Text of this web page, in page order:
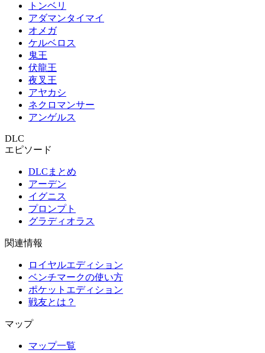
トンベリ
アダマンタイマイ
オメガ
ケルベロス
鬼王
伏龍王
夜叉王
アヤカシ
ネクロマンサー
アンゲルス
DLC
エピソード
DLCまとめ
アーデン
イグニス
プロンプト
グラディオラス
関連情報
ロイヤルエディション
ベンチマークの使い方
ポケットエディション
戦友とは？
マップ
マップ一覧